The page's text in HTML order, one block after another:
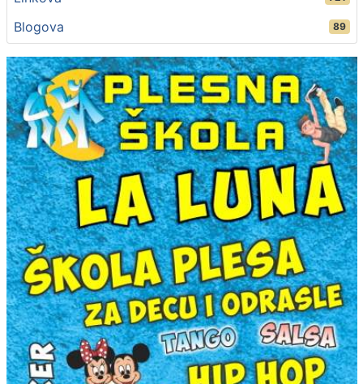
Blogova 89